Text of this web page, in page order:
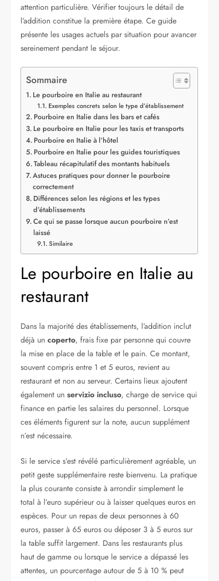
attention particulière. Vérifier toujours le détail de
l’addition constitue la première étape. Ce guide
présente les usages actuels par situation pour avancer
sereinement pendant le séjour.
Sommaire
Le pourboire en Italie au restaurant
Exemples concrets selon le type d’établissement
Pourboire en Italie dans les bars et cafés
Le pourboire en Italie pour les taxis et transports
Pourboire en Italie à l’hôtel
Pourboire en Italie pour les guides touristiques
Tableau récapitulatif des montants habituels
Astuces pratiques pour donner le pourboire
correctement
Différences selon les régions et les types
d’établissements
Ce qui se passe lorsque aucun pourboire n’est
laissé
Similaire
Le pourboire en Italie au
restaurant
Dans la majorité des établissements, l’addition inclut
déjà uncoperto, frais fixe par personne qui couvre
la mise en place de la table et le pain. Ce montant,
souvent compris entre 1 et 5 euros, revient au
restaurant et non au serveur. Certains lieux ajoutent
également unservizio incluso, charge de service qui
finance en partie les salaires du personnel. Lorsque
ces éléments figurent sur la note, aucun supplément
n’est nécessaire.
Si le service s’est révélé particulièrement agréable, un
petit geste supplémentaire reste bienvenu. La pratique
la plus courante consiste à arrondir simplement le
total à l’euro supérieur ou à laisser quelques euros en
espèces. Pour un repas de deux personnes à 60
euros, passer à 65 euros ou déposer 3 à 5 euros sur
la table suffit largement. Dans les restaurants plus
haut de gamme ou lorsque le service a dépassé les
attentes, un pourcentage autour de 5 à 10 % peut